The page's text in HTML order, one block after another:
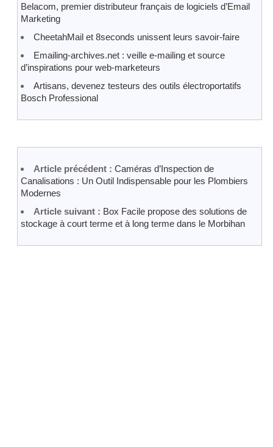
Belacom, premier distributeur français de logiciels d’Email
Marketing
CheetahMail et 8seconds unissent leurs savoir-faire
Emailing-archives.net : veille e-mailing et source
d’inspirations pour web-marketeurs
Artisans, devenez testeurs des outils électroportatifs
Bosch Professional
Article précédent : Caméras d’Inspection de
Canalisations : Un Outil Indispensable pour les Plombiers
Modernes
Article suivant : Box Facile propose des solutions de
stockage à court terme et à long terme dans le Morbihan